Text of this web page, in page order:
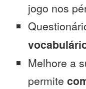
jogo nos
Melhore a
permite